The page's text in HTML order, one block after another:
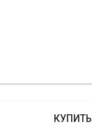
КУПИТЬ